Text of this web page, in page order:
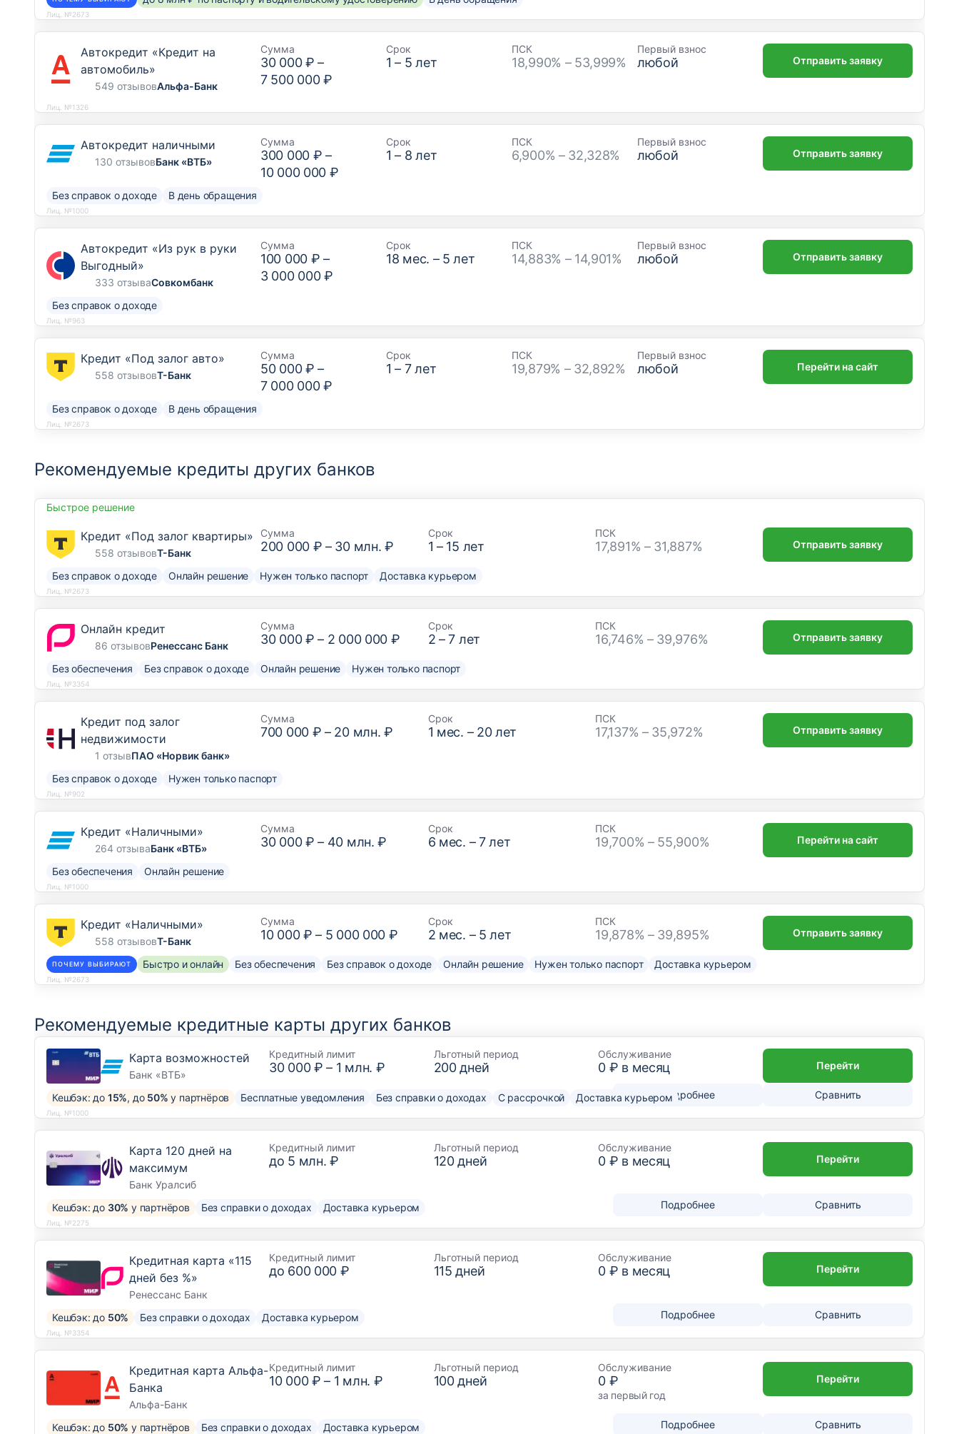
Лиц. №2673
Автокредит «Кредит на
автомобиль»
549 отзывовАльфа-Банк
Сумма
30 000 ₽ –
7 500 000 ₽
Срок
1 – 5 лет
ПСК
18,990% – 53,999%
Первый взнос
любой Отправить заявку
Лиц. №1326
Автокредит наличными
130 отзывовБанк «ВТБ»
Сумма
300 000 ₽ –
10 000 000 ₽
Срок
1 – 8 лет
ПСК
6,900% – 32,328%
Первый взнос
любой
Без справок о доходе В день обращения
Отправить заявку
Лиц. №1000
Автокредит «Из рук в руки
Выгодный»
333 отзываСовкомбанк
Сумма
100 000 ₽ –
3 000 000 ₽
Срок
18 мес. – 5 лет
ПСК
14,883% – 14,901%
Первый взнос
любой
Без справок о доходе
Отправить заявку
Лиц. №963
Кредит «Под залог авто»
558 отзывовТ-Банк
Сумма
50 000 ₽ –
7 000 000 ₽
Срок
1 – 7лет
ПСК
19,879% – 32,892%
Первый взнос
любой
Без справок о доходе В день обращения
Перейти на сайт
Лиц. №2673
Рекомендуемые кредиты других банков
Быстрое решение
Кредит «Под залог квартиры»
558 отзывовТ-Банк
Сумма
200 000 ₽ – 30 млн. ₽
Срок
1 – 15 лет
ПСК
17,891% – 31,887%
Без справок о доходе Онлайн решение Нужен только паспорт Доставка курьером
Отправить заявку
Лиц. №2673
Онлайн кредит
86 отзывовРенессанс Банк
Сумма
30 000 ₽ – 2 000 000 ₽
Срок
2 –7 лет
ПСК
16,746% – 39,976%
Без обеспечения Без справок о доходе Онлайн решение Нужен только паспорт
Отправить заявку
Лиц. №3354
Кредит под залог
недвижимости
1 отзывПАО «Норвик банк»
Сумма
700 000 ₽ – 20 млн. ₽
Срок
1 мес. – 20лет
ПСК
17,137% – 35,972%
Без справок о доходе Нужен только паспорт
Отправить заявку
Лиц. №902
Кредит «Наличными»
264 отзываБанк «ВТБ»
Сумма
30 000 ₽ – 40 млн. ₽
Срок
6 мес. –7лет
ПСК
19,700% – 55,900%
Без обеспечения Онлайн решение
Перейти на сайт
Лиц. №1000
Кредит «Наличными»
558 отзывовТ-Банк
Сумма
10 000 ₽ – 5 000 000 ₽
Срок
2 мес. – 5 лет
ПСК
19,878% – 39,895%
ПОЧЕМУ ВЫБИРАЮТ Быстро и онлайн Без обеспечения Без справок о доходе Онлайн решение Нужен только паспорт Доставка курьером
Отправить заявку
Лиц. №2673
Рекомендуемые кредитные карты других банков
Карта возможностей
Банк «ВТБ»
Кредитный лимит
30 000 ₽ – 1 млн. ₽
Льготный период
200дней
Обслуживание
0 ₽ в месяц
Кешбэк: до 15%, до 50% у партнёров Бесплатные уведомления Без справки о доходах С рассрочкой Доставка курьеромПодробнее Сравнить
Перейти
Лиц. №1000
Карта 120 дней на
максимум
Банк Уралсиб
Кредитный лимит
до 5 млн. ₽
Льготный период
120дней
Обслуживание
0 ₽ в месяц
Кешбэк: до 30% у партнёров Без справки о доходах Доставка курьером Подробнее Сравнить
Перейти
Лиц. №2275
Кредитная карта «115
дней без %»
Ренессанс Банк
Кредитный лимит
до 600 000 ₽
Льготный период
115 дней
Обслуживание
0 ₽ в месяц
Кешбэк: до 50% Без справки о доходах Доставка курьером Подробнее Сравнить
Перейти
Лиц. №3354
Кредитная карта Альфа-
Банка
Альфа-Банк
Кредитный лимит
10 000 ₽ – 1 млн. ₽
Льготный период
100дней
Обслуживание
0 ₽
за первый год
Кешбэк: до 50% у партнёров Без справки о доходах Доставка курьером Подробнее Сравнить
Перейти